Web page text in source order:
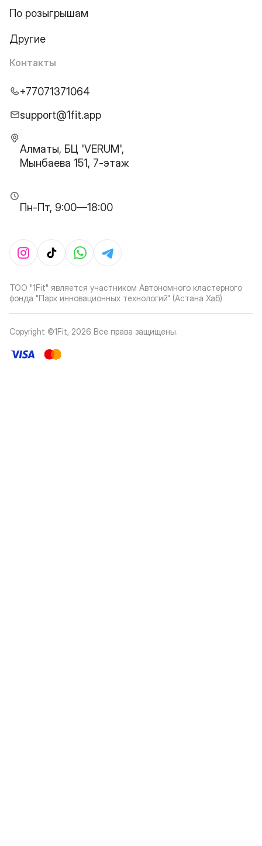
По розыгрышам
Другие
Контакты
+77071371064
support@1fit.app
Алматы, БЦ 'VERUM',
Мынбаева 151, 7-этаж
Пн-Пт, 9:00—18:00
ТОО "1Fit" является участником Автономного кластерного
фонда "Парк инновационных технологий" (Астана Хаб)
Copyright ©1Fit, 2026 Все права защищены.